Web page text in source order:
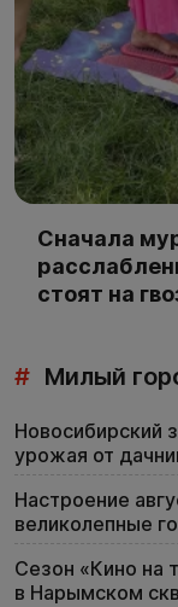
Сначала
стоят на
# Милый
Новосибирский
урожая от
Настроение
великолепные
Сезон «Кино на
в Нарымском